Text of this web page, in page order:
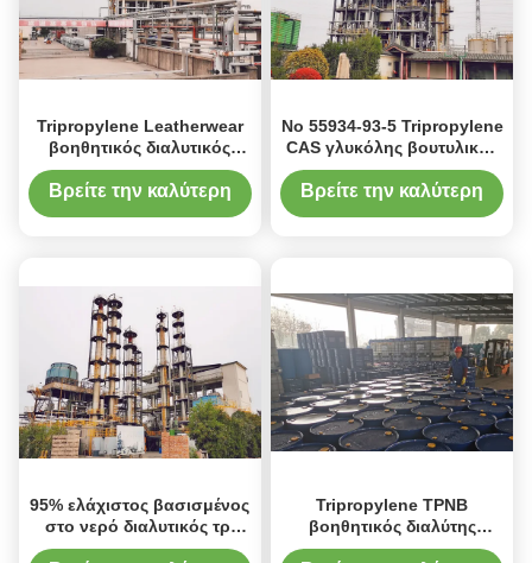
Tripropylene Leatherwear
βοηθητικός διαλυτικός
TPNB επιστρώματος
βουτυλικός αιθέρας
Βρείτε την καλύτερη
Νο 55934-93-5 Tripropylene
CAS γλυκόλης βουτυλικός
αιθέρας γλυκόλης αιθέρα
πιό αργός εξατμίζοντας
Βρείτε την καλύτερη
95% ελάχιστος βασισμένος
στο νερό διαλυτικός τρι
(γλυκόλη προπυλενίου)
Tripropylene TPNB
βοηθητικός διαλύτης
Leatherwear επιστρώματος